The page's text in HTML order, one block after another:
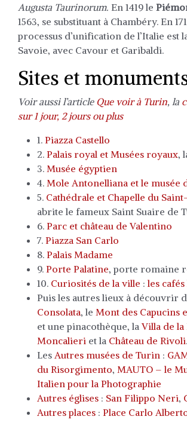
Augusta Taurinorum. En 1419 le
1563, se substituant à Chambéry. En
processus d’unification de l’Italie est
Savoie, avec Cavour et Garibaldi.
Sites et
Voir aussi l’article Que voir à Turin, la
sur 1 jour, 2 jours ou plus
1. Piazza Castello
2. Palais royal et Musées royaux,
3. Musée égyptien
4. Mole Antonelliana et le musée
5. Cathédrale et Chapelle du
abrite le fameux Saint Suaire de
6. Parc et château de Valentino
7. Piazza San Carlo
8. Palais Madame
9. Porte Palatine, porte romaine
10. Curiosités de la ville : les
Puis les autres lieux à découvrir
Consolata, le Mont des Capucins
et une pinacothèque, laVilla de la
Moncalieri et la Château de Rivoli.
Les Autres musées de Turin :
du Risorgimento, MAUTO – le
Italien pour la Photographie
Autres églises : San Filippo Neri,
Autres places : Place Carlo